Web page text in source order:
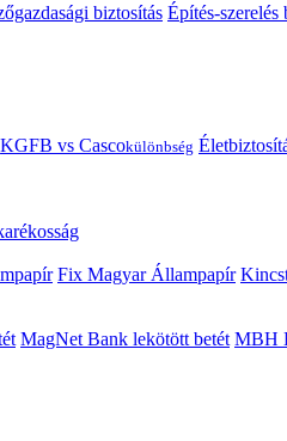
biztosítás Építés-szerelés
KGFB vs Cascokülönbség
Fix Magyar Állampapír
MagNet Bank lekötött betét MBH